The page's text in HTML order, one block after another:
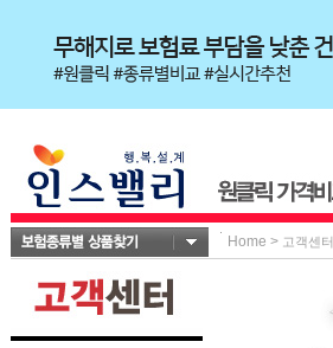
Home > 고객센터